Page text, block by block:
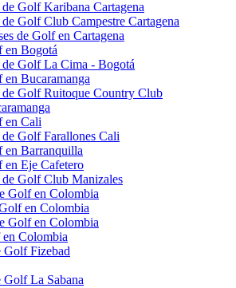
Golf Karibana Cartagena
Golf Club Campestre Cartagena
de Golf en Cartagena
en Bogotá
Golf La Cima - Bogotá
en Bucaramanga
Golf Ruitoque Country Club
en Cali
Golf Farallones Cali
en Barranquilla
en Eje Cafetero
Golf Club Manizales
Golf en Colombia
en Colombia
Golf en Colombia
Colombia
Golf Fizebad
Golf La Sabana